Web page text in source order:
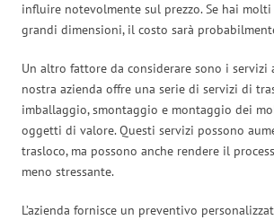
influire notevolmente sul prezzo. Se hai
grandi dimensioni, il costo sarà
Un altro fattore da considerare sono i servizi
nostra azienda offre una serie di servizi di
imballaggio, smontaggio e montaggio dei
oggetti di valore. Questi servizi possono
trasloco, ma possono anche rendere il
meno stressante.
L’azienda fornisce un preventivo